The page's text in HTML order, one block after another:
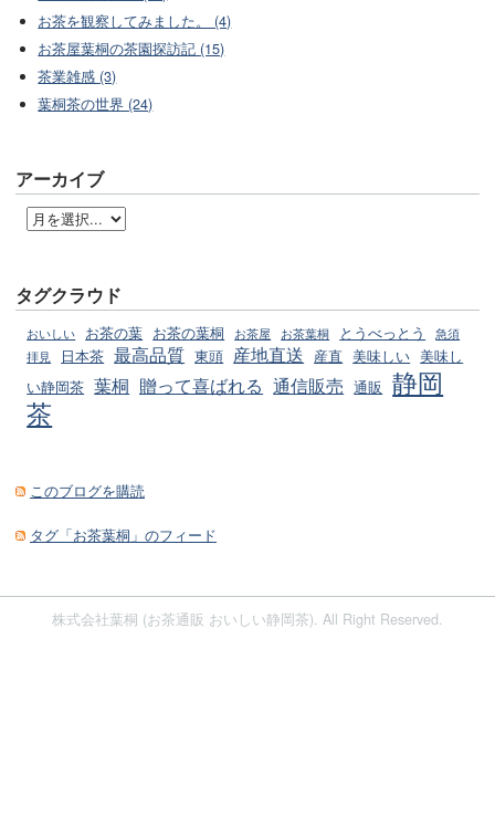
お茶を観察してみました。 (4)
お茶屋葉桐の茶園探訪記 (15)
茶業雑感 (3)
葉桐茶の世界 (24)
アーカイブ
タグクラウド
おいしい お茶の葉 お茶の葉桐 お茶屋 お茶葉桐 とうべっとう
急須
拝見
日本茶 最高品質 東頭 産地直送 産直 美味しい 美味し
い静岡茶 葉桐 贈って喜ばれる 通信販売 通販 静岡
茶
このブログを購読
タグ「お茶葉桐」のフィード
株式会社葉桐 (お茶通販 おいしい静岡茶). All Right Reserved.